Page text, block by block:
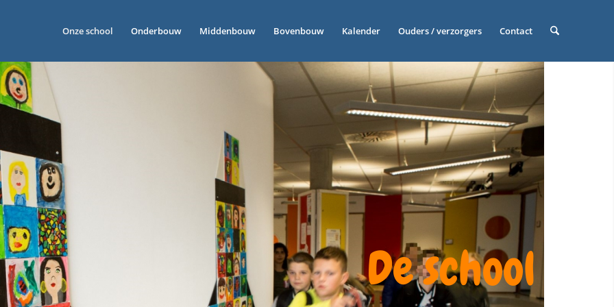
Onze school Onderbouw Middenbouw Bovenbouw Kalender Ouders / verzorgers Contact
De school